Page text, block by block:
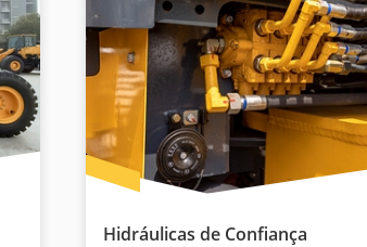
Hidráulicas de Confiança